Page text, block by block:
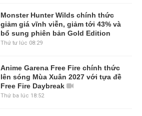
Monster Hunter Wilds chính thức
giảm giá vĩnh viễn, giảm tới 43% và
bổ sung phiên bản Gold Edition
Thứ tư lúc 08:29
Anime Garena Free Fire chính thức
lên sóng Mùa Xuân 2027 với tựa đề
Free Fire Daybreak
Thứ ba lúc 18:52